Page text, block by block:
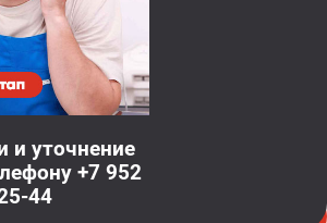
и уточнение
+7 952
44